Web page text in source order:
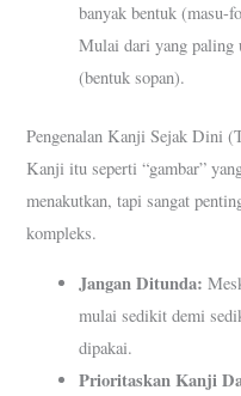
banyak bentuk
Mulai dari yang paling
(bentuk sopan).
Pengenalan Kanji Sejak Dini
Kanji itu seperti “gambar”
menakutkan, tapi sangat
kompleks.
Jangan Ditunda:
mulai sedikit demi
dipakai.
Prioritaskan Kanji